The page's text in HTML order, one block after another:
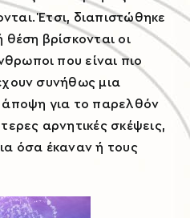
Έτσι, διαπιστώθηκε
θέση βρίσκονται οι
που είναι πιο
συνήθως μια
άποψη για το παρελθόν
αρνητικές σκέψεις,
όσα έκαναν ή τους